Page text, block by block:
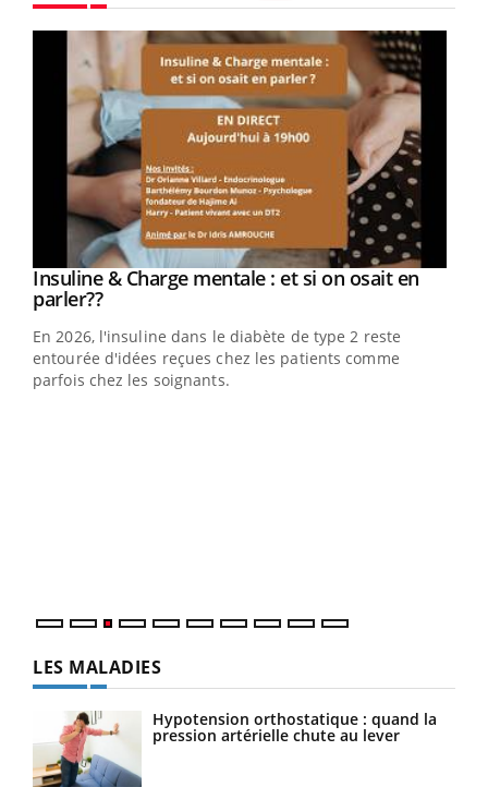
Youtube
Insuline & Charge mentale : et si on osait en
parler??Youtube
En 2026, l'insuline dans le diabète de type 2 reste
entourée d'idées reçues chez les patients comme
parfois chez les soignants.
LES MALADIES
Hypotension orthostatique : quand la
pression artérielle chute au lever